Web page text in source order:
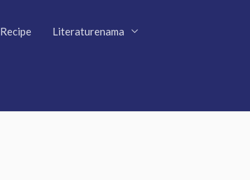
Recipe Literaturenama